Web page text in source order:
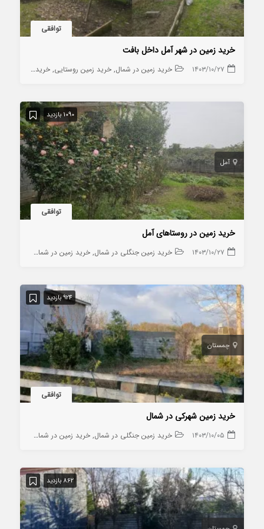
توافقی
خرید زمین در شهر آمل داخل بافت
۱۴۰۳/۱۰/۲۷ خرید زمین در شمال خرید زمین روستایی خرید ویلا در آمل
1090 بازدید
آمل
توافقی
خرید زمین در روستاهای آمل
۱۴۰۳/۱۰/۲۷ خرید زمین جنگلی در شمال خرید زمین در شمال
924 بازدید
چمستان
توافقی
خرید زمین شهرکی در شمال
۱۴۰۳/۱۰/۰۵ خرید زمین جنگلی در شمال خرید زمین در شمال
862 بازدید